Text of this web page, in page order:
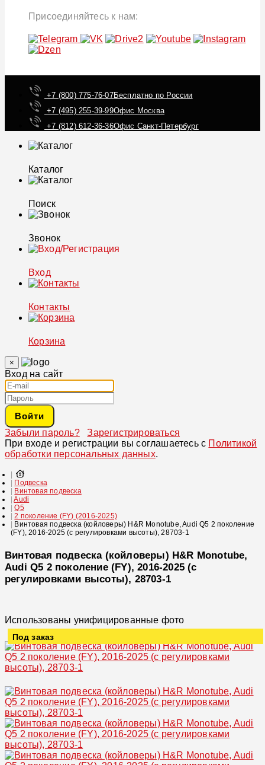
Присоединяйтесь к нам:
+7 (800) 775-76-07Бесплатно по России
+7 (495) 255-39-99Офис Москва
+7 (812) 612-36-36Офис Санкт-Петербург
Каталог
Поиск
Звонок
Вход
Контакты
Корзина
×
Вход на сайт
Войти
Забыли пароль?
Зарегистрироваться
При входе и регистрации вы соглашаетесь с Политикой
обработки персональных данных.
Подвеска
Винтовая подвеска
Audi
Q5
2 поколение (FY) (2016-2025)
Винтовая подвеска (койловеры) H&R Monotube, Audi Q5 2 поколение
(FY), 2016-2025 (с регулировками высоты), 28703-1
Винтовая подвеска (койловеры) H&R Monotube,
Audi Q5 2 поколение (FY), 2016-2025 (с
регулировками высоты), 28703-1
Использованы унифицированные фото
Под заказ